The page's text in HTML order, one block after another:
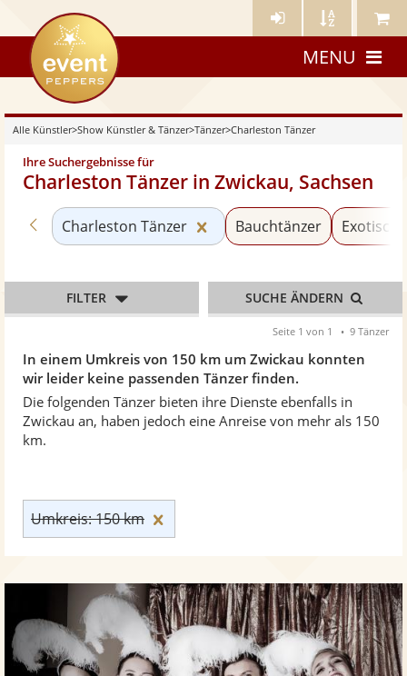
Künstler- Künstler Meine
eventpeppers
MENU
Alle Künstler>Show Künstler & Tänzer>Tänzer>Charleston Tänzer
Ihre Suchergebnisse für
Charleston Tänzer in Zwickau, Sachsen
In einem Umkreis von 150 km um Zwickau konnten
wir leider keine passenden Tänzer finden.
Die folgenden Tänzer bieten ihre Dienste ebenfalls in
Zwickau an, haben jedoch eine Anreise von mehr als 150
km.
Zurück zu «Tänzer»
Charleston Tänzer Kategorie «Charleston
Bauchtänzer
Umkreis: 150 km
FILTER SUCHE ÄNDERN
Seite 1 von 1 9 Tänzer